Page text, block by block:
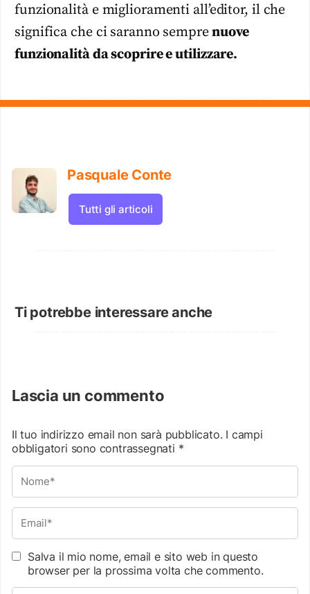
funzionalità e miglioramenti all’editor, il che
significa che ci saranno semprenuove
funzionalità da scoprire e utilizzare.
Pasquale Conte
Tutti gli articoli
Ti potrebbe interessare anche
Lascia un commento
Il tuo indirizzo email non sarà pubblicato. I campi
obbligatori sono contrassegnati *
Salva il mio nome, email e sito web in questo
browser per la prossima volta che commento.